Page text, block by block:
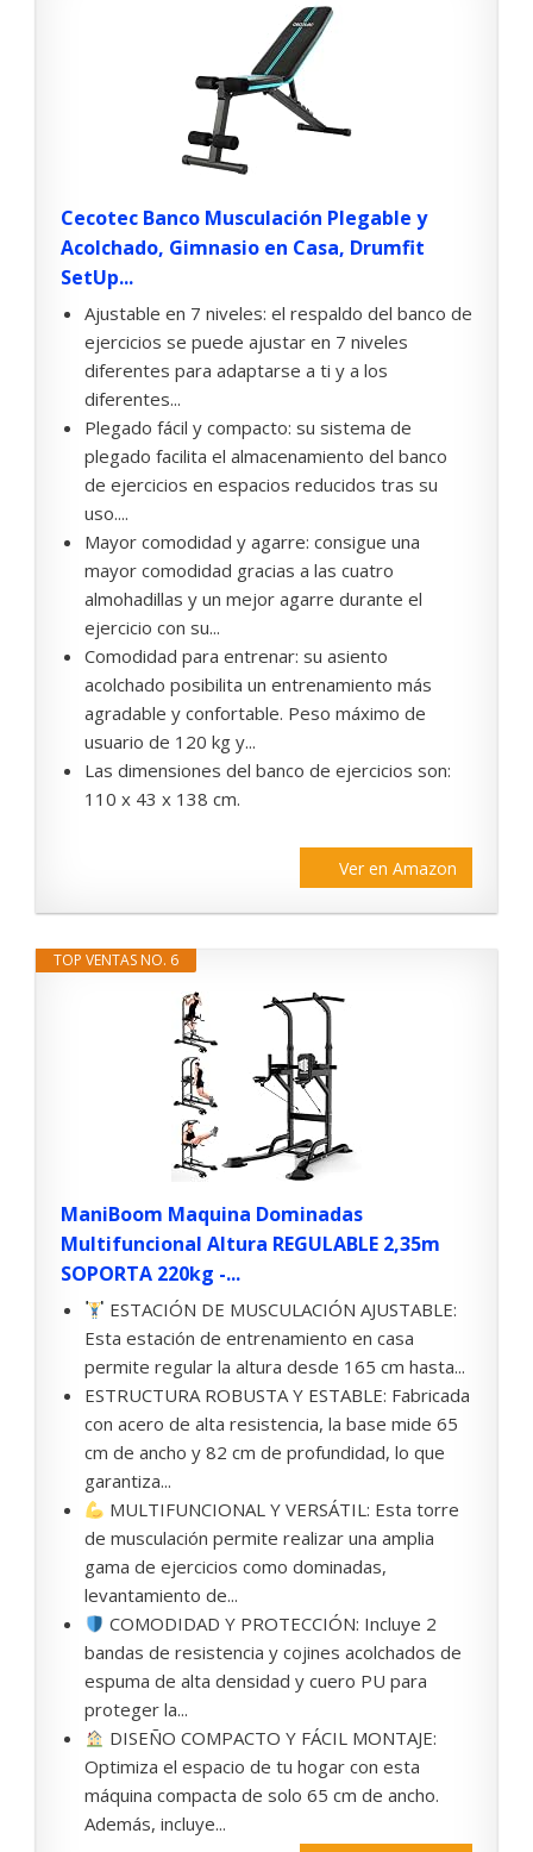
Cecotec Banco Musculación Plegable y
Acolchado, Gimnasio en Casa, Drumfit
SetUp...
Ajustable en 7 niveles: el respaldo del banco de
ejercicios se puede ajustar en 7 niveles
diferentes para adaptarse a ti y a los
diferentes...
Plegado fácil y compacto: su sistema de
plegado facilita el almacenamiento del banco
de ejercicios en espacios reducidos tras su
uso....
Mayor comodidad y agarre: consigue una
mayor comodidad gracias a las cuatro
almohadillas y un mejor agarre durante el
ejercicio con su...
Comodidad para entrenar: su asiento
acolchado posibilita un entrenamiento más
agradable y confortable. Peso máximo de
usuario de 120 kg y...
Las dimensiones del banco de ejercicios son:
110 x 43 x 138 cm.
Ver en Amazon
TOP VENTAS NO. 6
ManiBoom Maquina Dominadas
Multifuncional Altura REGULABLE 2,35m
SOPORTA 220kg -...
ESTACIÓN DE MUSCULACIÓN AJUSTABLE:
Esta estación de entrenamiento en casa
permite regular la altura desde 165 cm hasta...
ESTRUCTURA ROBUSTA Y ESTABLE: Fabricada
con acero de alta resistencia, la base mide 65
cm de ancho y 82 cm de profundidad, lo que
garantiza...
MULTIFUNCIONAL Y VERSÁTIL: Esta torre
de musculación permite realizar una amplia
gama de ejercicios como dominadas,
levantamiento de...
COMODIDAD Y PROTECCIÓN: Incluye 2
bandas de resistencia y cojines acolchados de
espuma de alta densidad y cuero PU para
proteger la...
DISEÑO COMPACTO Y FÁCIL MONTAJE:
Optimiza el espacio de tu hogar con esta
máquina compacta de solo 65 cm de ancho.
Además, incluye...